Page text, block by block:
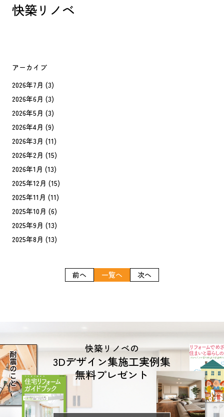
アーカイブ
2026年7月 (3)
2026年6月 (3)
2026年5月 (3)
2026年4月 (9)
2026年3月 (11)
2026年2月 (15)
2026年1月 (13)
2025年12月 (15)
2025年11月 (11)
2025年10月 (6)
2025年9月 (13)
2025年8月 (13)
快築リノベ
前へ 一覧へ 次へ
快築リノベの
3Dデザイン集施工実例集
無料プレゼント